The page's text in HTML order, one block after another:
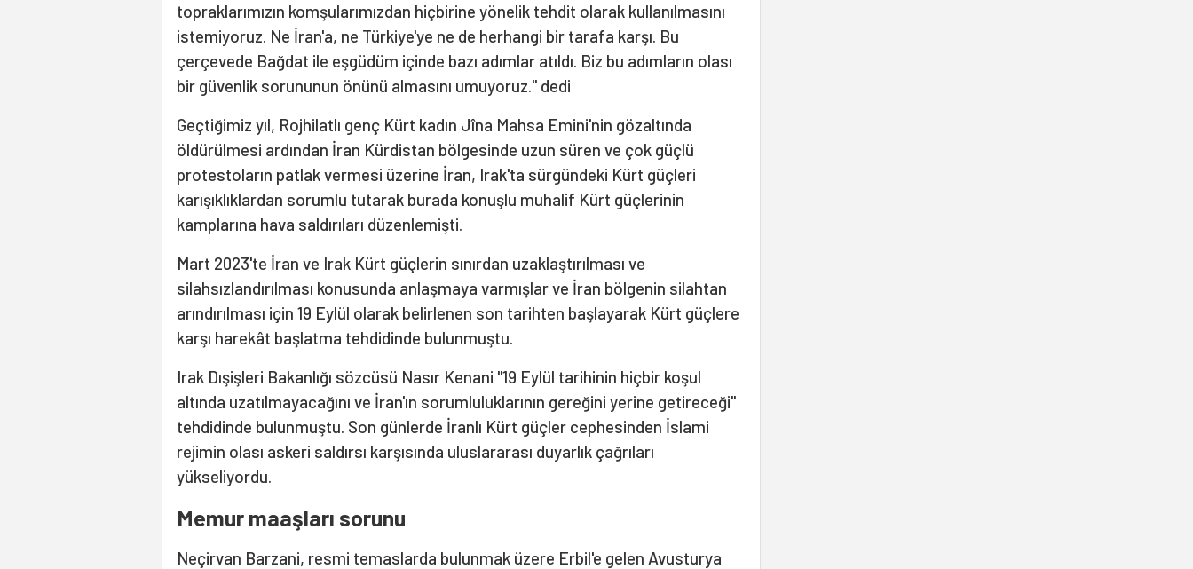
topraklarımızın komşularımızdan hiçbirine yönelik tehdit olarak kullanılmasını
istemiyoruz. Ne İran'a, ne Türkiye'ye ne de herhangi bir tarafa karşı. Bu
çerçevede Bağdat ile eşgüdüm içinde bazı adımlar atıldı. Biz bu adımların olası
bir güvenlik sorununun önünü almasını umuyoruz." dedi
Geçtiğimiz yıl, Rojhilatlı genç Kürt kadın Jîna Mahsa Emini'nin gözaltında
öldürülmesi ardından İran Kürdistan bölgesinde uzun süren ve çok güçlü
protestoların patlak vermesi üzerine İran, Irak'ta sürgündeki Kürt güçleri
karışıklıklardan sorumlu tutarak burada konuşlu muhalif Kürt güçlerinin
kamplarına hava saldırıları düzenlemişti.
Mart 2023'te İran ve Irak Kürt güçlerin sınırdan uzaklaştırılması ve
silahsızlandırılması konusunda anlaşmaya varmışlar ve İran bölgenin silahtan
arındırılması için 19 Eylül olarak belirlenen son tarihten başlayarak Kürt güçlere
karşı harekât başlatma tehdidinde bulunmuştu.
Irak Dışişleri Bakanlığı sözcüsü Nasır Kenani "19 Eylül tarihinin hiçbir koşul
altında uzatılmayacağını ve İran'ın sorumluluklarının gereğini yerine getireceği"
tehdidinde bulunmuştu. Son günlerde İranlı Kürt güçler cephesinden İslami
rejimin olası askeri saldırsı karşısında uluslararası duyarlık çağrıları
yükseliyordu.
Memur maaşları sorunu
Neçirvan Barzani, resmi temaslarda bulunmak üzere Erbil'e gelen Avusturya